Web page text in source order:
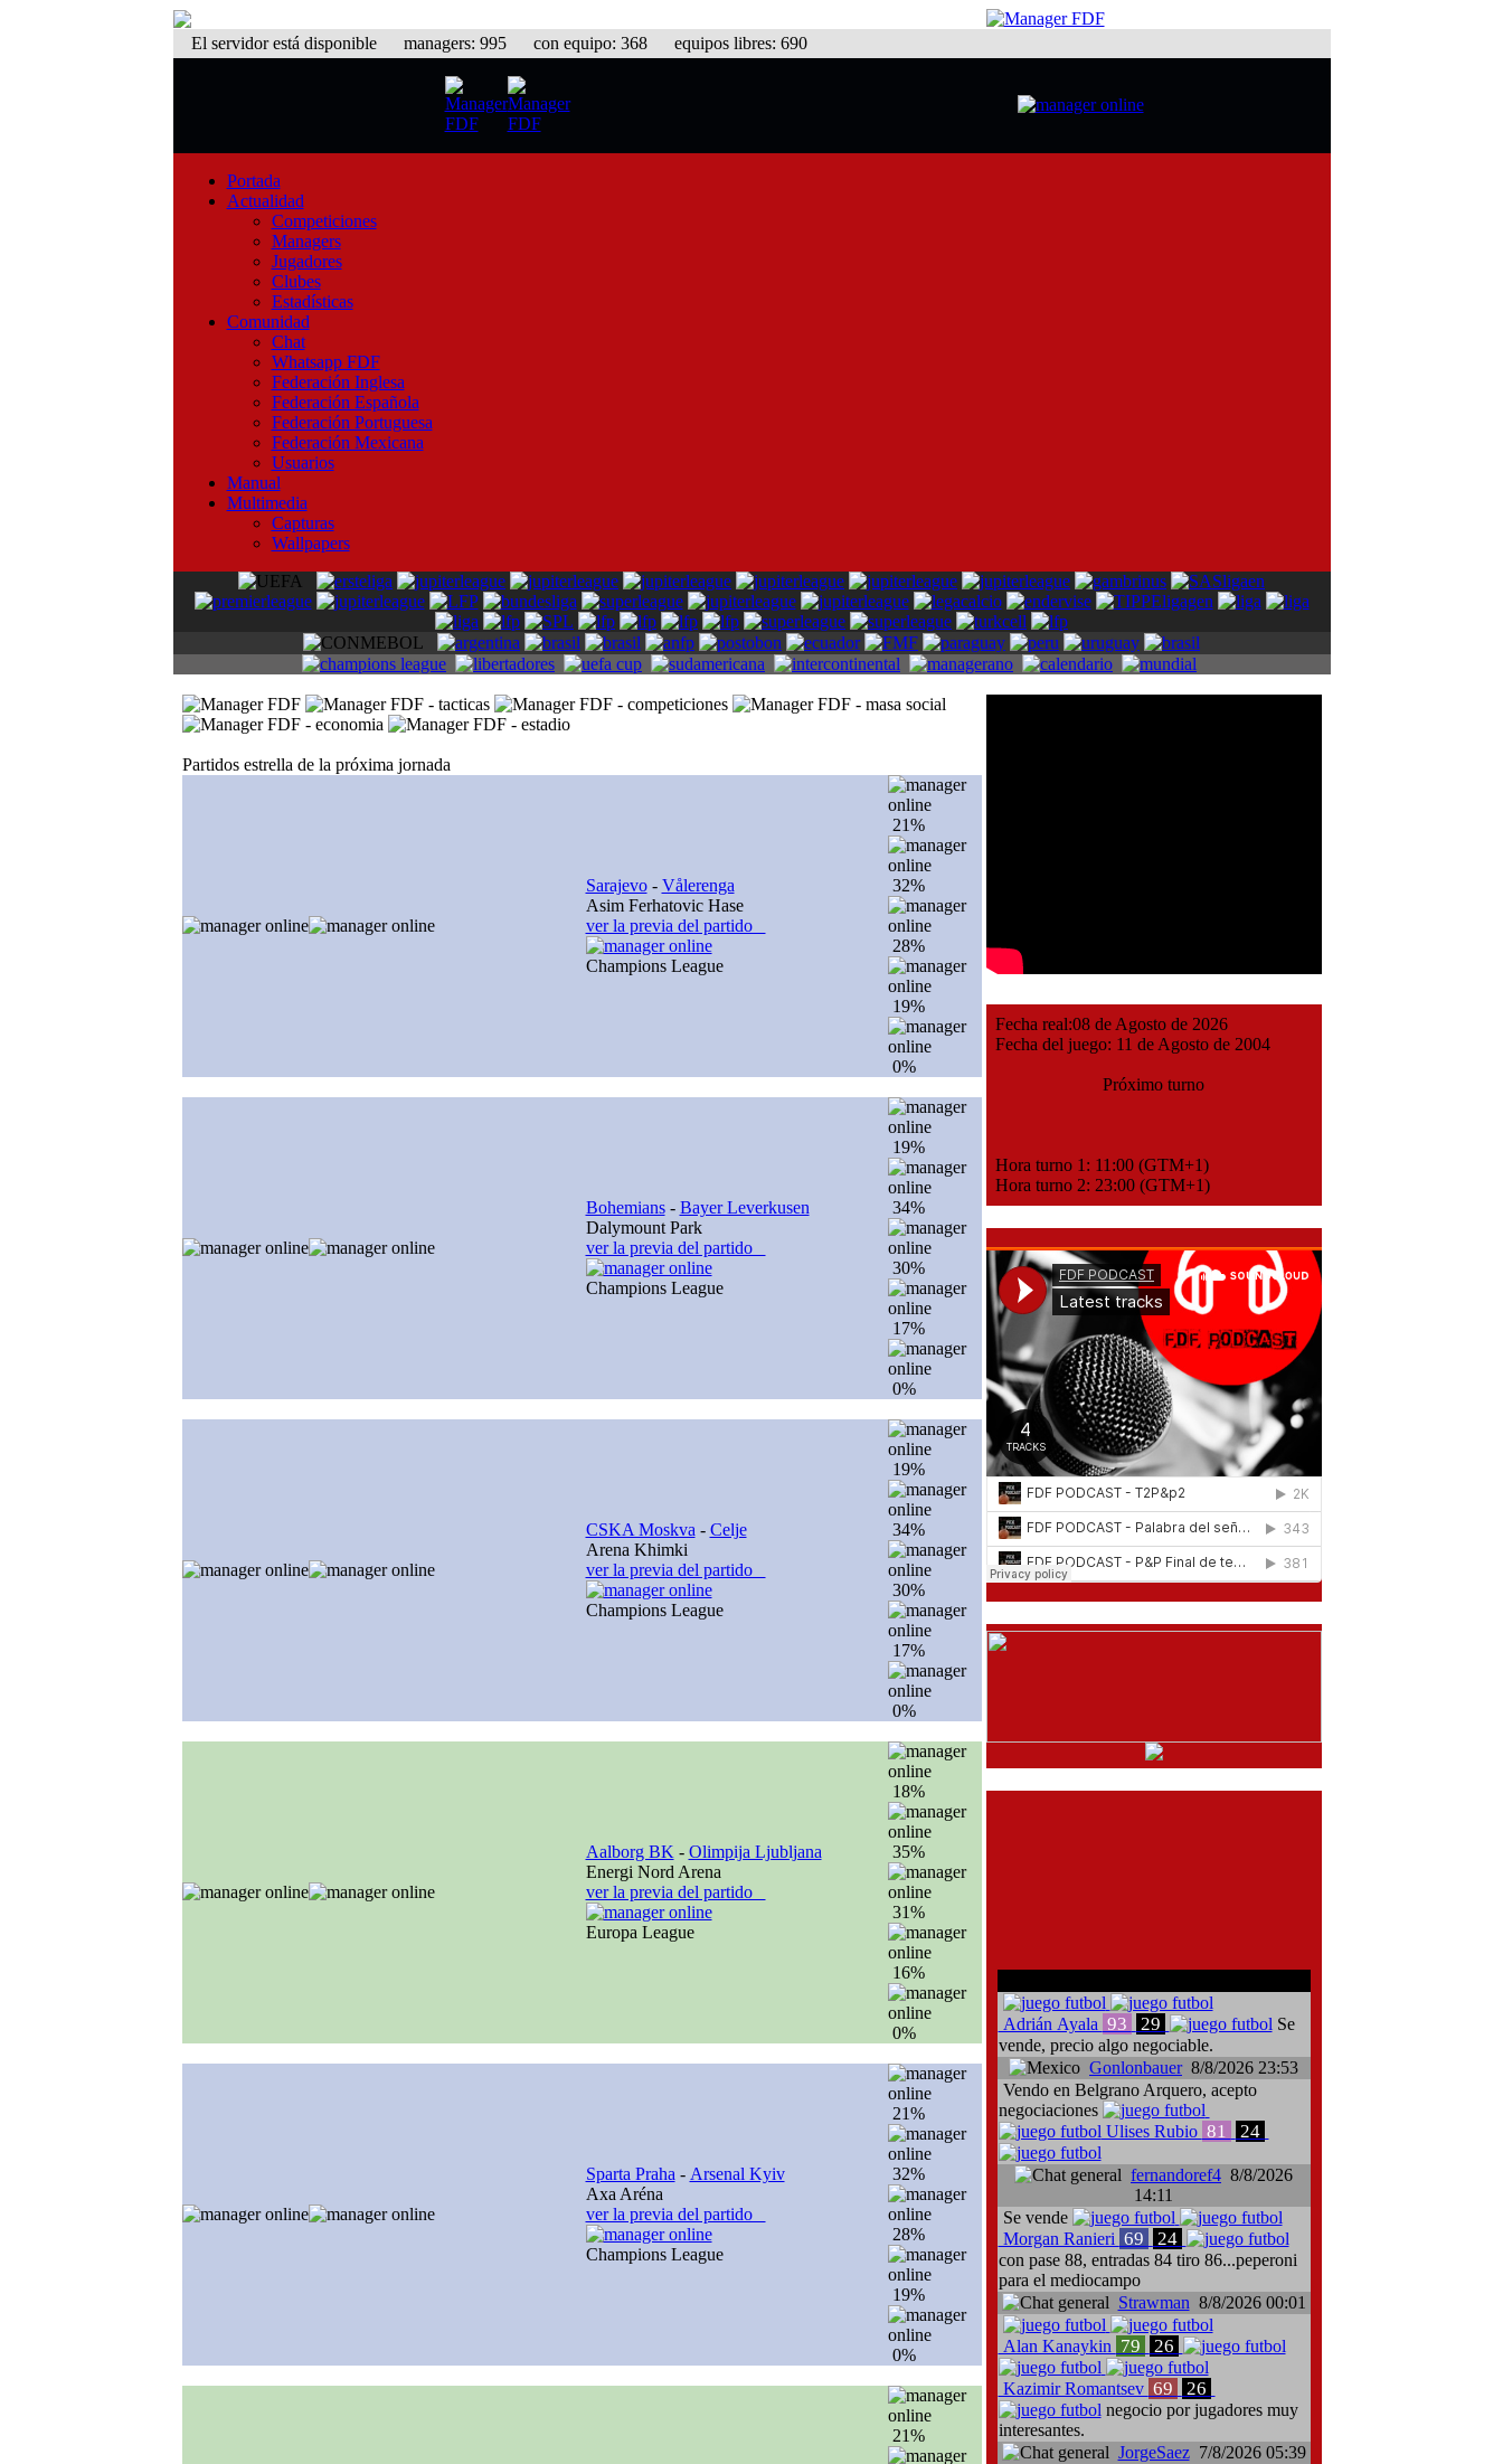
El servidor está disponiblemanagers: 995 con equipo: 368 equipos libres: 690
Portada
Actualidad
Competiciones
Managers
Jugadores
Clubes
Estadísticas
Comunidad
Chat
Whatsapp FDF
Federación Inglesa
Federación Española
Federación Portuguesa
Federación Mexicana
Usuarios
Manual
Multimedia
Capturas
Wallpapers
Partidos estrella de la próxima jornada
Sarajevo- Vålerenga
Asim Ferhatovic Hase
ver la previa del partido
Champions League
21%
32%
28%
19%
0%
Bohemians- Bayer Leverkusen
Dalymount Park
ver la previa del partido
Champions League
19%
34%
30%
17%
0%
CSKA Moskva - Celje
Arena Khimki
ver la previa del partido
Champions League
19%
34%
30%
17%
0%
Aalborg BK - Olimpija Ljubljana
Energi Nord Arena
ver la previa del partido
Europa League
18%
35%
31%
16%
0%
Sparta Praha - Arsenal Kyiv
Axa Aréna
ver la previa del partido
Champions League
21%
32%
28%
19%
0%
21%
Fecha real:08 de Agosto de 2026
Fecha del juego: 11 de Agosto de 2004
Próximo turno
Hora turno 1: 11:00 (GTM+1)
Hora turno 2: 23:00 (GTM+1)
Adrián Ayala 93 29
Se
vende, precio algo negociable.
Gonlonbauer8/8/2026 23:53
Vendo en Belgrano Arquero, acepto
negociaciones
Ulises Rubio 81 24
fernandoref4 8/8/2026
14:11
Se vende
Morgan Ranieri 69 24
con pase 88, entradas 84 tiro 86...peperoni
para el mediocampo
Strawman 8/8/2026 00:01
Alan Kanaykin 79 26
Kazimir Romantsev 69 26
negocio por jugadores muy
interesantes.
JorgeSaez7/8/2026 05:39